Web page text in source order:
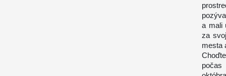
a mali
za
mesta
počas